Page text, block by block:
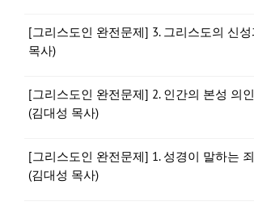
[그리스도인 완전문제] 3. 그리스도의 신
목사)
[그리스도인 완전문제] 2. 인간의 본성 의
(김대성 목사)
[그리스도인 완전문제] 1. 성경이 말하는
(김대성 목사)